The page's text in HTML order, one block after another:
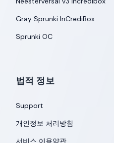
Gray Sprunki InCrediBox
Sprunki OC
법적 정보
Support
개인정보 처리방침
서비스 이용약관